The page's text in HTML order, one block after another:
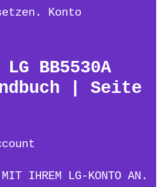
Konto
BB5530A
| Seite
IHREM LG-KONTO AN.